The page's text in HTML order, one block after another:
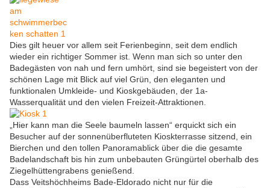
Dies gilt heuer vor allem seit Ferienbeginn, seit dem endlich
wieder ein richtiger Sommer ist. Wenn man sich so unter den
Badegästen von nah und fern umhört, sind sie begeistert von der
schönen Lage mit Blick auf viel Grün, den eleganten und
funktionalen Umkleide- und Kioskgebäuden, der 1a-
Wasserqualität und den vielen Freizeit-Attraktionen.
„Hier kann man die Seele baumeln lassen“ erquickt sich ein
Besucher auf der sonnenüberfluteten Kioskterrasse sitzend, ein
Bierchen und den tollen Panoramablick über die die gesamte
Badelandschaft bis hin zum unbebauten Grüngürtel oberhalb des
Ziegelhüttengrabens genießend.
Dass Veitshöchheims Bade-Eldorado nicht nur für die